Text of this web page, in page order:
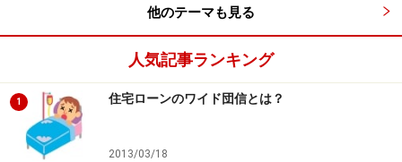
他のテーマも見る
人気記事ランキング
1 住宅ローンのワイド団信とは？
2013/03/18